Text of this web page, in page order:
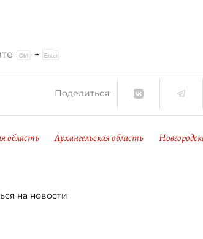
+
Поделиться:
область Архангельская область
на новости